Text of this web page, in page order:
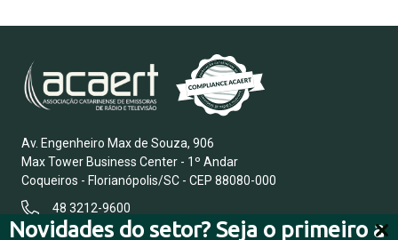
Novidades do setor? Seja o primeiro a
Av. Engenheiro Max de Souza, 906
Max Tower Business Center - 1º Andar
Coqueiros - Florianópolis/SC - CEP 88080-000
48 3212-9600